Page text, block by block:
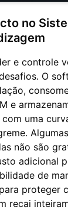
no
e controle
O
e
uma
Algumas
não são
adicional
de
proteger
recai